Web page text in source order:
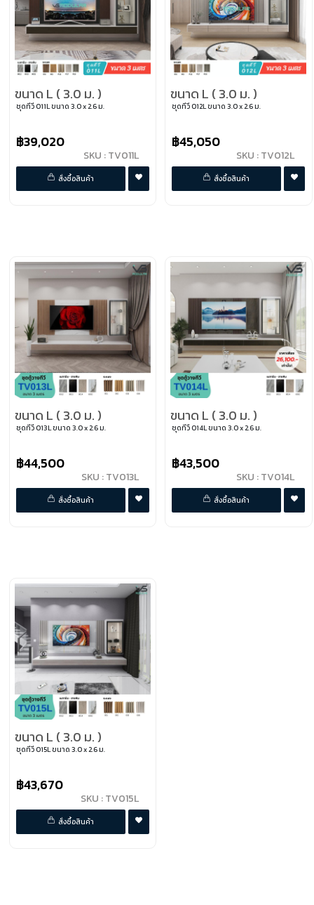
ขนาด L ( 3.0 ม. )
ชุดทีวี 011L ขนาด 3.0 x 2.6 ม.
฿39,020
SKU : TV011L
พรีออเดอร์
สั่งซื้อสินค้า
ขนาด L ( 3.0 ม. )
ชุดทีวี 012L ขนาด 3.0 x 2.6 ม.
฿45,050
SKU : TV012L
พรีออเดอร์
สั่งซื้อสินค้า
ขนาด L ( 3.0 ม. )
ชุดทีวี 013L ขนาด 3.0 x 2.6 ม.
฿44,500
SKU : TV013L
พรีออเดอร์
สั่งซื้อสินค้า
ขนาด L ( 3.0 ม. )
ชุดทีวี 014L ขนาด 3.0 x 2.6 ม.
฿43,500
SKU : TV014L
พรีออเดอร์
สั่งซื้อสินค้า
ขนาด L ( 3.0 ม. )
ชุดทีวี 015L ขนาด 3.0 x 2.6 ม.
฿43,670
SKU : TV015L
พรีออเดอร์
สั่งซื้อสินค้า